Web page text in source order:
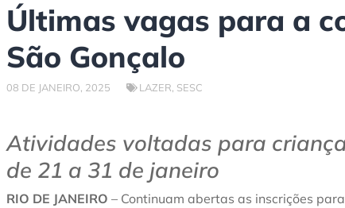
Últimas vagas para a
São Gonçalo
08 DE JANEIRO, 2025 LAZER SESC
Atividades voltadas para
de 21 a 31 de janeiro
RIO DE JANEIRO – Continuam abertas as inscrições